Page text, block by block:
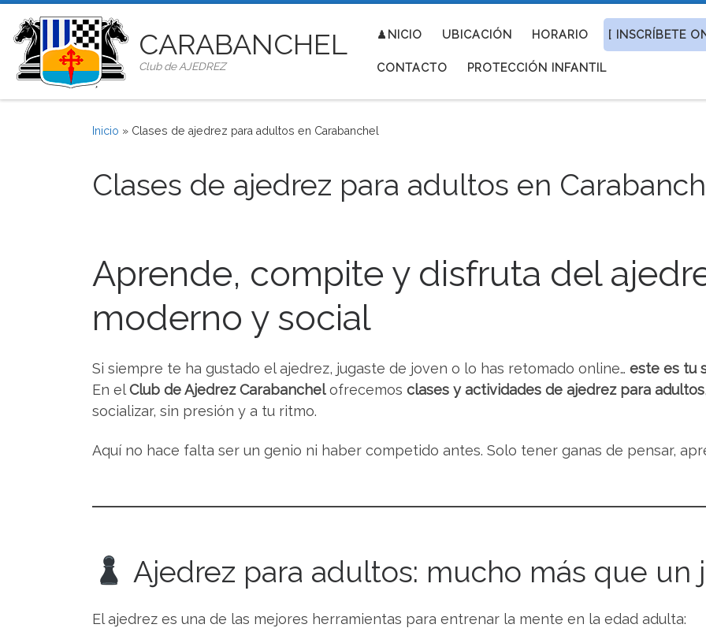
Saltar al contenido
CARABANCHEL
Club de AJEDREZ
♟NICIO UBICACIÓN HORARIO [ INSCRÍBETE
CONTACTO PROTECCIÓN INFANTIL
Inicio » Clases de ajedrez para adultos en Carabanchel
Clases de ajedrez para adultos en
Aprende, compite y disfruta del
moderno y social
Si siempre te ha gustado el ajedrez, jugaste de joven o lo has retomado online… este es tu
En elClub de Ajedrez Carabanchelofrecemos clases y actividades de ajedrez para adultos
socializar, sin presión y a tu ritmo.
Aquí no hace falta ser un genio ni haber competido antes. Solo tener ganas de pensar,
Ajedrez para adultos: mucho más que un
El ajedrez es una de las mejores herramientas para entrenar la mente en la edad adulta: